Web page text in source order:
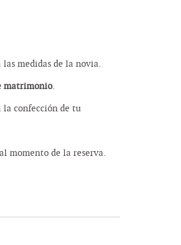
las medidas de la novia.
matrimonio.
la confección de tu
momento de la reserva.